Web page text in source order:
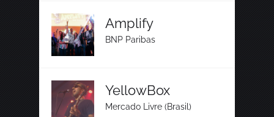
Amplify
BNP Paribas
YellowBox
Mercado Livre (Brasil)